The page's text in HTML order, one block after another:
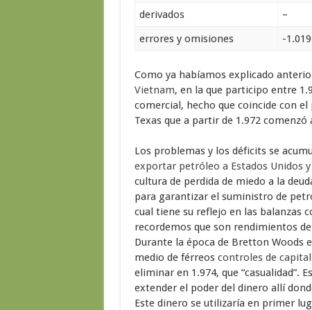
derivados
–
errores y omisiones
-1.019
Como ya habíamos explicado
Vietnam, en la que participo entre
comercial, hecho que coincide con
Texas que a partir de 1.972 comenzó
Los problemas y los déficits se
exportar petróleo a Estados Unidos
cultura de perdida de miedo a la
para garantizar el suministro de
cual tiene su reflejo en las balanzas
recordemos que son rendimientos
Durante la época de Bretton Woods
medio de férreos controles de capital
eliminar en 1.974, que “casualidad”.
extender el poder del dinero allí
Este dinero se utilizaría en primer